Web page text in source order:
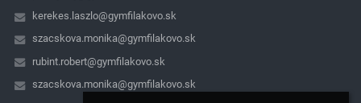
kerekes.laszlo@gymfilakovo.sk
szacskova.monika@gymfilakovo.sk
rubint.robert@gymfilakovo.sk
szacskova.monika@gymfilakovo.sk